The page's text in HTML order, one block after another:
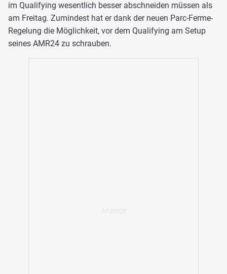
im Qualifying wesentlich besser abschneiden müssen als
am Freitag. Zumindest hat er dank der neuen Parc-Ferme-
Regelung die Möglichkeit, vor dem Qualifying am Setup
seines AMR24 zu schrauben.